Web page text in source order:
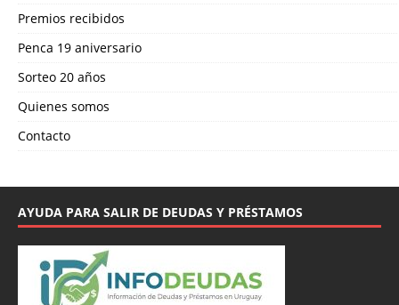
Premios recibidos
Penca 19 aniversario
Sorteo 20 años
Quienes somos
Contacto
AYUDA PARA SALIR DE DEUDAS Y PRÉSTAMOS